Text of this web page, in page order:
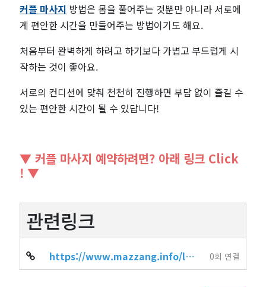
커플 마사지 방법은 몸을 풀어주는 것뿐만 아니라 서로에
게 편안한 시간을 만들어주는 방법이기도 해요.
처음부터 완벽하게 하려고 하기보다 가볍고 부드럽게 시
작하는 것이 좋아요.
서로의 컨디션에 맞춰 천천히 진행하면 부담 없이 즐길 수
있는 편안한 시간이 될 수 있답니다!
▼ 커플 마사지 예약하려면? 아래 링크 Click
! ▼
관련링크
https://www.mazzang.info/location_shop.php?sido=%EC%9D%B8%EC%B2%9C&gug… 0회 연결